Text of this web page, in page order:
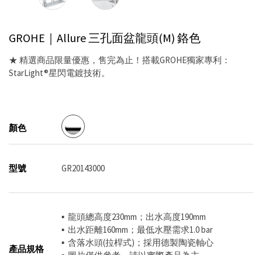
GROHE｜Allure 三孔面盆龍頭(M) 鉻色
★ 精選商品限量優惠，售完為止！搭載GROHE獨家專利：
StarLight®星閃電鍍技術。
顏色
型號 GR20143000
產品規格
▪ 龍頭總高度230mm；出水高度190mm
▪ 出水距離160mm；最低水壓需求1.0 bar
▪ 含落水頭(拉桿式)；採用德製陶瓷軸心